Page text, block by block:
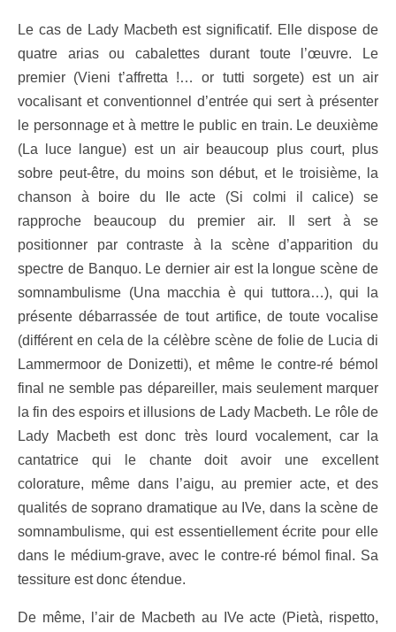
Le cas de Lady Macbeth est significatif. Elle dispose de
quatre arias ou cabalettes durant toute l’œuvre. Le
premier (Vieni t’affretta !… or tutti sorgete) est un air
vocalisant et conventionnel d’entrée qui sert à présenter
le personnage et à mettre le public en train. Le deuxième
(La luce langue) est un air beaucoup plus court, plus
sobre peut-être, du moins son début, et le troisième, la
chanson à boire du IIe acte (Si colmi il calice) se
rapproche beaucoup du premier air. Il sert à se
positionner par contraste à la scène d’apparition du
spectre de Banquo. Le dernier air est la longue scène de
somnambulisme (Una macchia è qui tuttora…), qui la
présente débarrassée de tout artifice, de toute vocalise
(différent en cela de la célèbre scène de folie de Lucia di
Lammermoor de Donizetti), et même le contre-ré bémol
final ne semble pas dépareiller, mais seulement marquer
la fin des espoirs et illusions de Lady Macbeth. Le rôle de
Lady Macbeth est donc très lourd vocalement, car la
cantatrice qui le chante doit avoir une excellent
colorature, même dans l’aigu, au premier acte, et des
qualités de soprano dramatique au IVe, dans la scène de
somnambulisme, qui est essentiellement écrite pour elle
dans le médium-grave, avec le contre-ré bémol final. Sa
tessiture est donc étendue.
De même, l’air de Macbeth au IVe acte (Pietà, rispetto,